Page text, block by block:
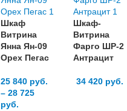
Шкаф
Витрина
Янна Ян-09
Орех Пегас
25 840 руб.
– 28 725
руб.
Шкаф-
Витрина
Фарго ШР-2
Антрацит
34 420 руб.